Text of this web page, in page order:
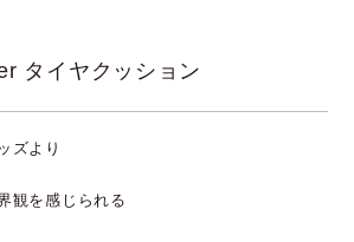
タイヤクッション
ズより
観を感じられる